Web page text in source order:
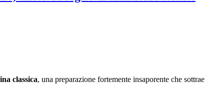
classica, una preparazione fortemente insaporente che sottrae